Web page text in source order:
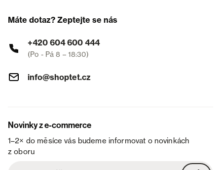
Máte dotaz? Zeptejte se nás
+420 604 600 444
(Po - Pá 8 – 18:30)
info@shoptet.cz
Novinky z e-commerce
1–2× do měsíce vás budeme informovat o novinkách
z oboru